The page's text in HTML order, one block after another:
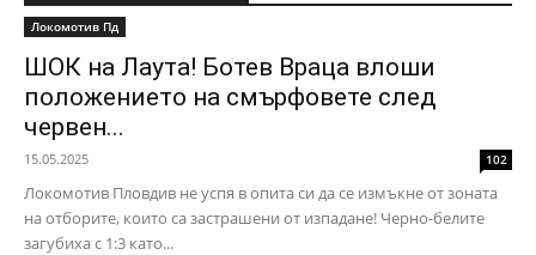
Локомотив Пд
ШОК на Лаута! Ботев Враца влоши
положението на смърфовете след
червен...
15.05.2025 102
Локомотив Пловдив не успя в опита си да се измъкне от зоната
на отборите, които са застрашени от изпадане! Черно-белите
загубиха с 1:3 като...